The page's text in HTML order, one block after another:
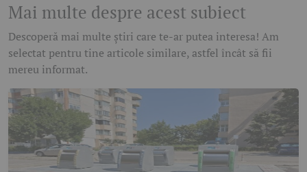
Mai multe despre acest subiect
Descoperă mai multe știri care te-ar putea interesa! Am
selectat pentru tine articole similare, astfel încât să fii
mereu informat.